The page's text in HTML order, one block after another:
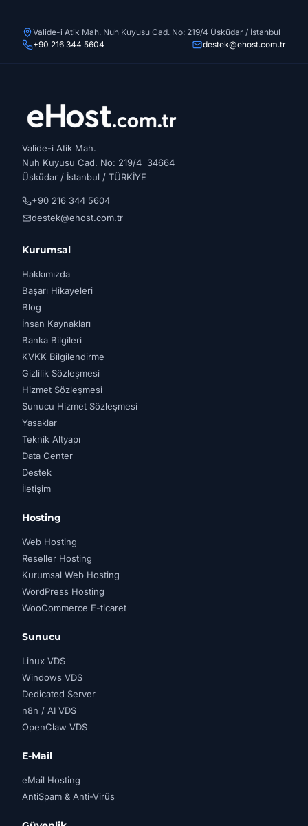
Valide-i Atik Mah. Nuh Kuyusu Cad. No: 219/4 Üsküdar / İstanbul
+90 216 344 5604
destek@ehost.com.tr
Valide-i Atik Mah.
Nuh Kuyusu Cad. No: 219/4 34664
Üsküdar / İstanbul / TÜRKİYE
+90 216 344 5604
destek@ehost.com.tr
Kurumsal
Hakkımızda
Başarı Hikayeleri
Blog
İnsan Kaynakları
Banka Bilgileri
KVKK Bilgilendirme
Gizlilik Sözleşmesi
Hizmet Sözleşmesi
Sunucu Hizmet Sözleşmesi
Yasaklar
Teknik Altyapı
Data Center
Destek
İletişim
Hosting
Web Hosting
Reseller Hosting
Kurumsal Web Hosting
WordPress Hosting
WooCommerce E-ticaret
Sunucu
Linux VDS
Windows VDS
Dedicated Server
n8n / AI VDS
OpenClaw VDS
E-Mail
eMail Hosting
AntiSpam & Anti-Virüs